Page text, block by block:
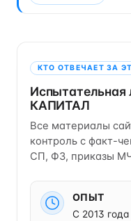
КТО ОТВЕЧАЕТ ЗА
КАПИТАЛ
Все материалы
контроль с факт-
СП, ФЗ, приказы
ОПЫТ
С 2013